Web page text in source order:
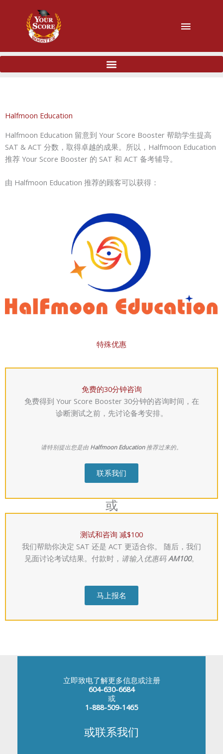
菜
单
Halfmoon Education
Halfmoon Education 留意到 Your Score Booster 帮助学生提高
SAT & ACT 分数，取得卓越的成果。所以，Halfmoon Education
推荐 Your Score Booster 的 SAT 和 ACT 备考辅导。
由 Halfmoon Education 推荐的顾客可以获得：
特殊优惠
免费的30分钟咨询
免费得到 Your Score Booster 30分钟的咨询时间，在
诊断测试之前，先讨论备考安排。
请特别提出您是由 Halfmoon Education推荐过来的。
联系我们
或
测试和咨询 减$100
我们帮助你决定 SAT 还是 ACT 更适合你。 随后，我们
见面讨论考试结果。付款时， 请输入优惠码 AM100。
马上报名
立即致电了解更多信息或注册
604-630-6684
或
1-888-509-1465
或联系我们